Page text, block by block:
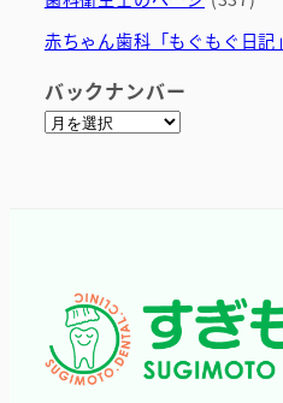
赤ちゃん歯科「もぐもぐ日記」
バックナンバー
ア